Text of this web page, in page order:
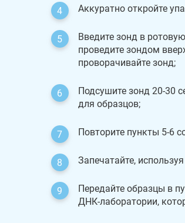
Аккуратно откройте
Введите зонд в
проведите зондом
проворачивайте зонд;
Подсушите зонд 20-30
для образцов;
Повторите пункты 5-6
Запечатайте,
Передайте образцы в
ДНК-лаборатории,